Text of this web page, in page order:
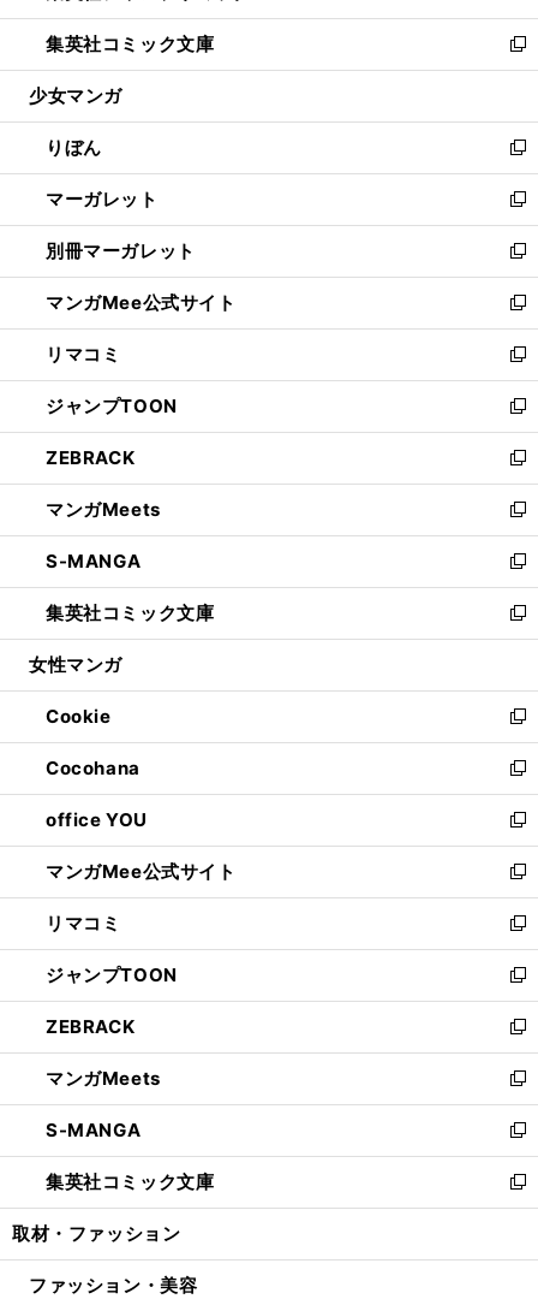
開
く
ウ
で
開
ン
ド
ウ
開
く
ウ
ィ
ン
ウ
で
開
く
し
い
ウ
ン
ド
ウ
で
開
く
集英社コミック文庫
新
し
ウ
ィ
ン
ド
ウ
で
開
く
少女マンガ
りぼん
新
し
い
ウ
ィ
ン
ド
ウ
で
開
く
マーガレット
新
し
い
ウ
ィ
ン
ド
ウ
で
開
く
別冊マーガレット
新
し
い
ウ
ィ
ン
ド
ウ
で
開
く
マンガMee公式サイト
新
し
い
ウ
ィ
ン
ド
ウ
で
開
く
リマコミ
新
し
い
ウ
ィ
ン
ド
ウ
で
開
く
ジャンプTOON
新
し
い
ウ
ィ
ン
ド
ウ
で
開
ZEBRACK
新
し
い
ウ
ィ
ン
ド
ウ
開
く
マンガMeets
新
し
い
ウ
ィ
ン
ウ
で
開
く
S-MANGA
新
し
い
ウ
ン
ド
ウ
で
開
く
集英社コミック文庫
新
し
ウ
ィ
ン
ド
ウ
で
開
く
女性マンガ
Cookie
新
し
い
ウ
ィ
ン
ド
ウ
で
開
く
Cocohana
新
し
い
ウ
ィ
ン
ド
ウ
で
開
く
office YOU
新
し
い
ウ
ィ
ン
ド
ウ
で
開
く
マンガMee公式サイト
新
し
い
ウ
ィ
ン
ド
ウ
で
開
く
リマコミ
新
し
い
ウ
ィ
ン
ド
ウ
で
開
く
ジャンプTOON
新
し
い
ウ
ィ
ン
ド
ウ
で
開
ZEBRACK
新
し
い
ウ
ィ
ン
ド
ウ
開
マンガMeets
新
し
い
ウ
ィ
ン
ウ
S-MANGA
新
し
い
ウ
ン
集英社コミック文庫
新
し
ウ
取材・ファッション
ファッション・美容